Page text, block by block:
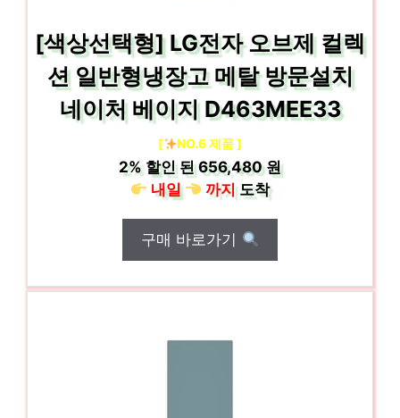
[색상선택형] LG전자 오브제 컬렉
션 일반형냉장고 메탈 방문설치
네이처 베이지 D463MEE33
[ NO.6 제품 ]
2%할인 된656,480 원
내일
까지도착
구매 바로가기